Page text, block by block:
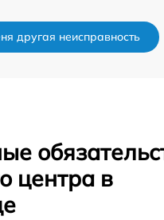
другая неисправность
центра в